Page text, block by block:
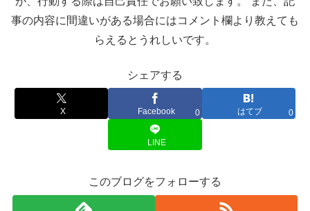
事の内容に間違いがある場合にはコメント欄より教えても
らえるとうれしいです。
シェアする
X Facebook 0 はてブ 0
LINE
このブログをフォローする